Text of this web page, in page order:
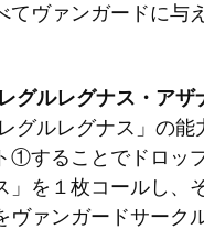
てヴァンガードに与
グルレグナス・アザ
グルレグナス」の
①することでドロッ
」を１枚コールし、
ヴァンガードサーク